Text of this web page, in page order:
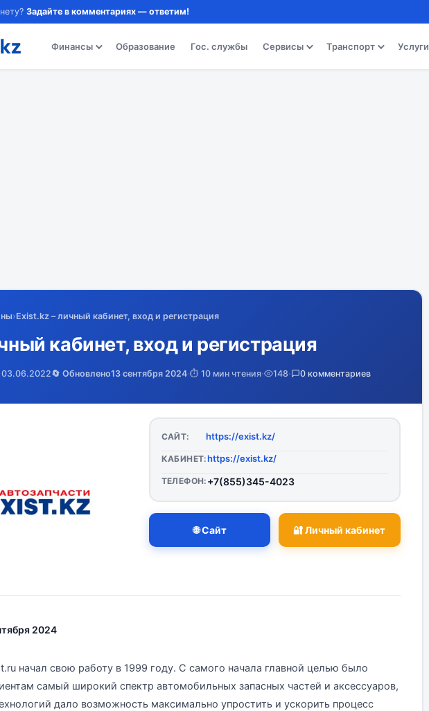
Задайте в комментариях — ответим!
Финансы Образование Гос. службы Сервисы Транспорт Услуги
›Exist.kz – личный кабинет, вход и регистрация
кабинет, вход и регистрация
03.06.2022🔄 Обновлено13 сентября 2024·⏱️ 10 мин чтения· 148· 0 комментариев
САЙТ: https://exist.kz/
КАБИНЕТ:https://exist.kz/
ТЕЛЕФОН: +7(855)345-4023
🌐 Сайт 🔐 Личный кабинет
2024
начал свою работу в 1999 году. С самого начала главной целью было
самый широкий спектр автомобильных запасных частей и аксессуаров,
дало возможность максимально упростить и ускорить процесс